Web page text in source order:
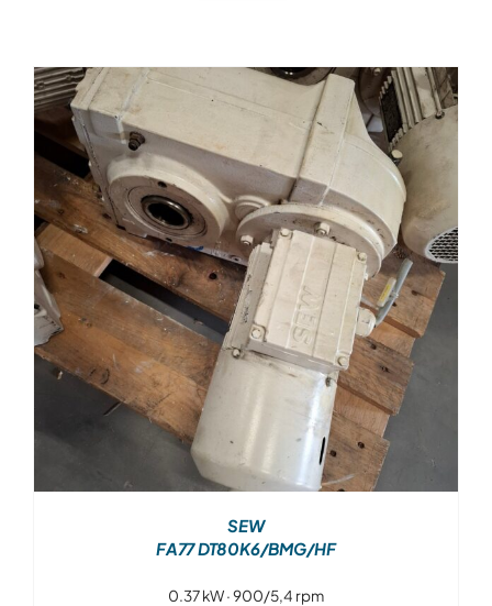
Actueel
Projecten
Over ons
Contact
SEW
FA77 DT80K6/BMG/HF
0.37 kW · 900/5,4 rpm